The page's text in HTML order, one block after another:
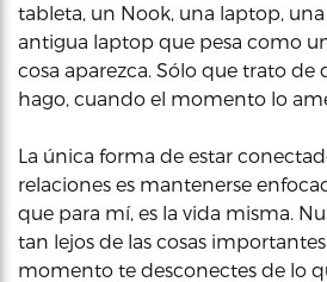
tableta, un Nook, una laptop,
antigua laptop que pesa como
cosa aparezca. Sólo que trato de
hago, cuando el momento lo
La única forma de estar
relaciones es mantenerse
que para mí, es la vida misma.
tan lejos de las cosas
momento te desconectes de lo